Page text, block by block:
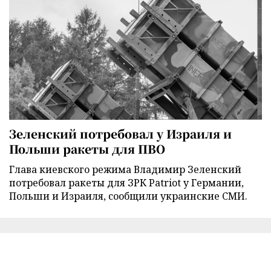
Зеленский потребовал у Израиля и
Польши ракеты для ПВО
Глава киевского режима Владимир Зеленский
потребовал ракеты для ЗРК Patriot у Германии,
Польши и Израиля, сообщили украинские СМИ.